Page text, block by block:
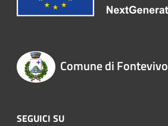
Comune di Fontevivo
SEGUICI SU